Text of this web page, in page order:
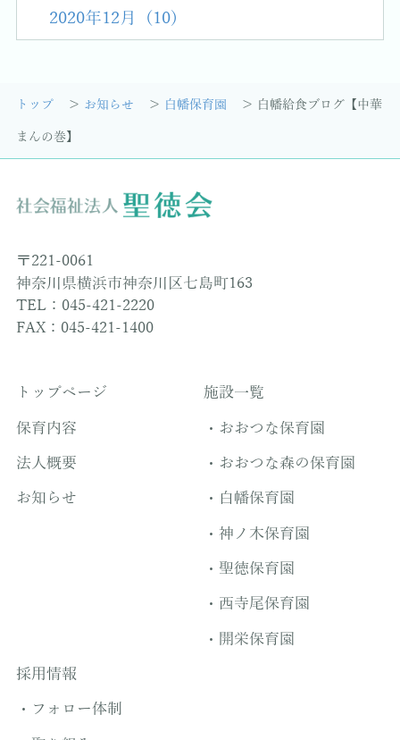
2020年12月 (10)
トップ お知らせ 白幡保育園 白幡給食ブログ【中華
まんの巻】
〒221-0061
神奈川県横浜市神奈川区七島町163
TEL：045-421-2220
FAX：045-421-1400
トップページ
保育内容
法人概要
お知らせ
施設一覧
おおつな保育園
おおつな森の保育園
白幡保育園
神ノ木保育園
聖徳保育園
西寺尾保育園
開栄保育園
採用情報
フォロー体制